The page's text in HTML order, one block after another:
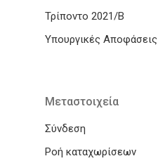
Τρίποντο 2021/Β
Υπουργικές Αποφάσεις
Μεταστοιχεία
Σύνδεση
Ροή καταχωρίσεων